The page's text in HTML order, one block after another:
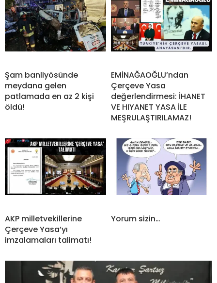
Şam banliyösünde
meydana gelen
patlamada en az 2 kişi
öldü!
EMİNAĞAOĞLU’ndan
Çerçeve Yasa
değerlendirmesi: İHANET
VE HIYANET YASA İLE
MEŞRULAŞTIRILAMAZ!
AKP milletvekillerine
Çerçeve Yasa’yı
imzalamaları talimatı!
Yorum sizin…